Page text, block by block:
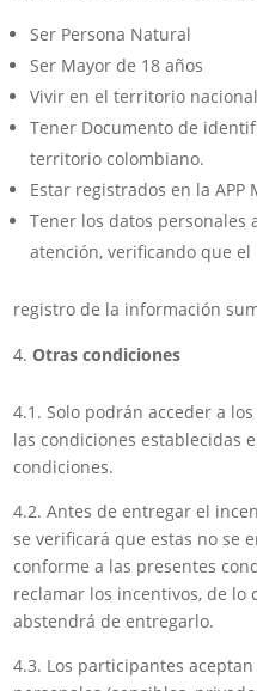
Ser Persona Natural
Ser Mayor de 18 años
Vivir en el territorio
Tener Documento de
territorio colombiano.
Estar registrados en la APP
Tener los datos personales
atención, verificando que el
registro de la información
Otras condiciones
4.1. Solo podrán acceder a
las condiciones establecidas
condiciones.
4.2. Antes de entregar el
se verificará que estas no se
conforme a las presentes
reclamar los incentivos, de lo
abstendrá de entregarlo.
4.3. Los participantes